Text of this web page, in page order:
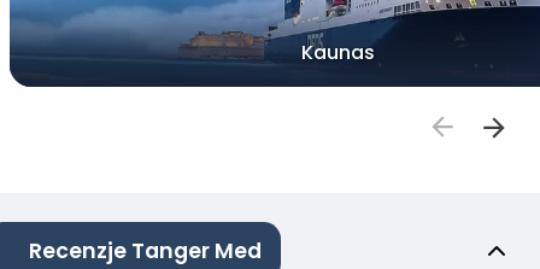
Kaunas
Recenzje Tanger Med